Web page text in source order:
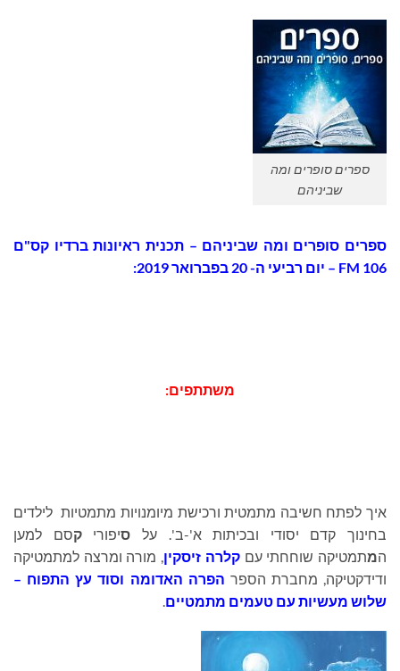
ספרים סופרים ומה
שביניהם
ספרים סופרים ומה שביניהם – תכנית ראיונות ברדיו קס"ם
106 FM – יום רביעי ה- 20 בפברואר 2019:
משתתפים:
איך לפתח חשיבה מתמטית ורכישת מיומנויות מתמטיות לילדים
בחינוך קדם יסודי ובכיתות א'-ב'. על סיפוריקסם למען
המתמטיקה שוחחתי עםקלרה זיסקין, מורה ומרצה למתמטיקה
ודידקטיקה, מחברת הספר הפרה האדומה וסוד עץ התפוח –
שלוש מעשיות עם טעמים מתמטיים.